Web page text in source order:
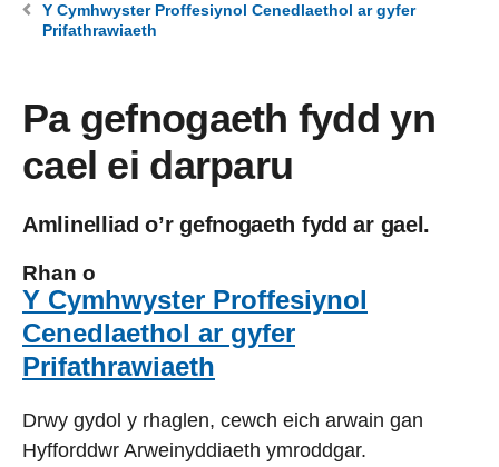
Y Cymhwyster Proffesiynol Cenedlaethol ar gyfer
Prifathrawiaeth
Pa gefnogaeth fydd yn
cael ei darparu
Amlinelliad o’r gefnogaeth fydd ar gael.
Rhan o
Y Cymhwyster Proffesiynol
Cenedlaethol ar gyfer
Prifathrawiaeth
Drwy gydol y rhaglen, cewch eich arwain gan
Hyfforddwr Arweinyddiaeth ymroddgar.